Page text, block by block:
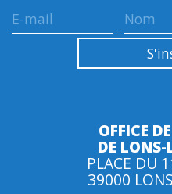
OFFICE
DE LONS-
PLACE DU
39000